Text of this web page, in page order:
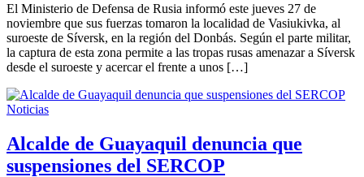
El Ministerio de Defensa de Rusia informó este jueves 27 de
noviembre que sus fuerzas tomaron la localidad de Vasiukivka, al
suroeste de Síversk, en la región del Donbás. Según el parte militar,
la captura de esta zona permite a las tropas rusas amenazar a Síversk
desde el suroeste y acercar el frente a unos […]
Noticias
Alcalde de Guayaquil denuncia que
suspensiones del SERCOP